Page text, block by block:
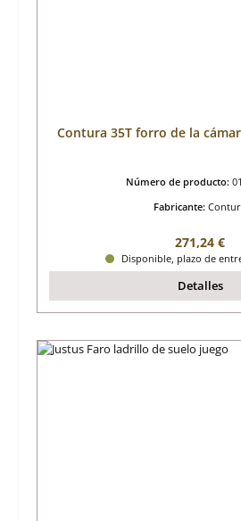
Contura 35T forro de la
Número de producto:
Fabricante:
Precio
271,24 €
Disponible, plazo de
Detalles